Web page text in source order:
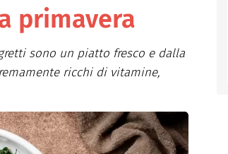
primavera
sono un piatto fresco e dalla
ricchi di vitamine,